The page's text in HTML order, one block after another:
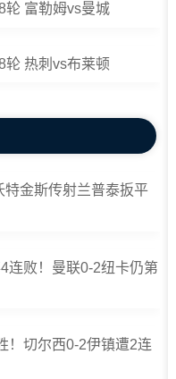
轮 富勒姆vs曼城
轮 热刺vs布莱顿
特金斯传射兰普泰扳平
连败！曼联0-2纽卡仍第
！切尔西0-2伊镇遭2连